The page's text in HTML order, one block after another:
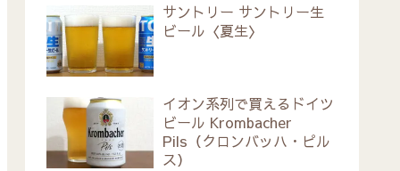
サントリー サントリー生
ビール〈夏生〉
イオン系列で買えるドイツ
ビール Krombacher
Pils（クロンバッハ・ピル
ス）